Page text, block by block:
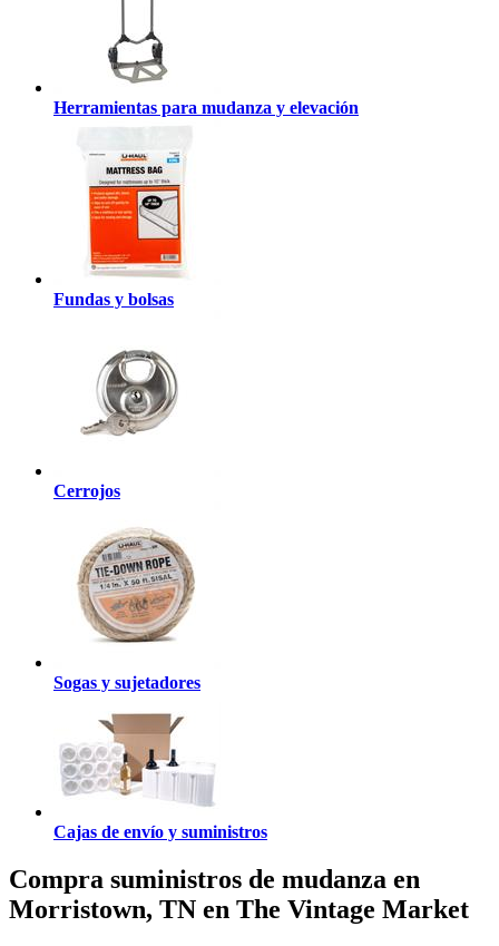
Herramientas para mudanza y elevación
Fundas y bolsas
Cerrojos
Sogas y sujetadores
Cajas de envío y suministros
Compra suministros de mudanza en
Morristown, TN en The Vintage Market